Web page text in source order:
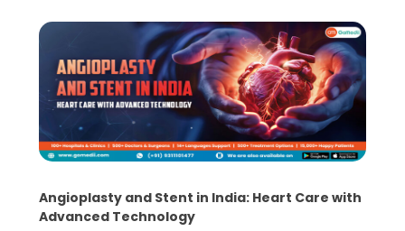
Angioplasty and Stent in India: Heart Care with
Advanced Technology